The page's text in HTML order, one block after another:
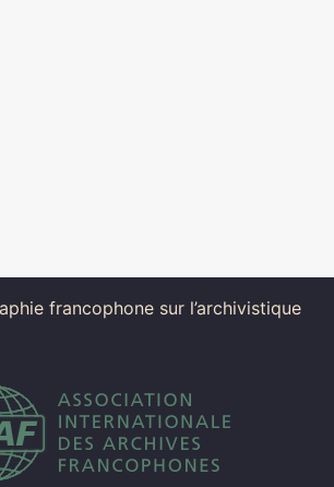
francophone sur l’archivistique